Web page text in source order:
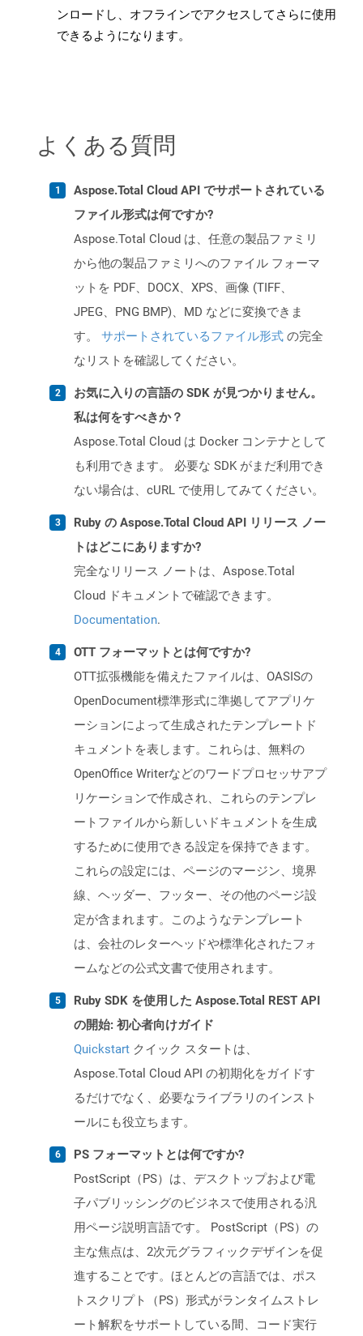
ンロードし、オフラインでアクセスしてさらに使用
できるようになります。
よくある質問
Aspose.Total Cloud API でサポートされている
ファイル形式は何ですか?
Aspose.Total Cloud は、任意の製品ファミリ
から他の製品ファミリへのファイル フォーマ
ットを PDF、DOCX、XPS、画像 (TIFF、
JPEG、PNG BMP)、MD などに変換できま
す。 サポートされているファイル形式 の完全
なリストを確認してください。
お気に入りの言語の SDK が見つかりません。
私は何をすべきか？
Aspose.Total Cloud は Docker コンテナとして
も利用できます。 必要な SDK がまだ利用でき
ない場合は、cURL で使用してみてください。
Ruby の Aspose.Total Cloud API リリース ノー
トはどこにありますか?
完全なリリース ノートは、Aspose.Total
Cloud ドキュメントで確認できます。
Documentation.
OTT フォーマットとは何ですか?
OTT拡張機能を備えたファイルは、OASISの
OpenDocument標準形式に準拠してアプリケ
ーションによって生成されたテンプレートド
キュメントを表します。これらは、無料の
OpenOffice Writerなどのワードプロセッサアプ
リケーションで作成され、これらのテンプレ
ートファイルから新しいドキュメントを生成
するために使用できる設定を保持できます。
これらの設定には、ページのマージン、境界
線、ヘッダー、フッター、その他のページ設
定が含まれます。このようなテンプレート
は、会社のレターヘッドや標準化されたフォ
ームなどの公式文書で使用されます。
Ruby SDK を使用した Aspose.Total REST API
の開始: 初心者向けガイド
Quickstart クイック スタートは、
Aspose.Total Cloud API の初期化をガイドす
るだけでなく、必要なライブラリのインスト
ールにも役立ちます。
PS フォーマットとは何ですか?
PostScript（PS）は、デスクトップおよび電
子パブリッシングのビジネスで使用される汎
用ページ説明言語です。 PostScript（PS）の
主な焦点は、2次元グラフィックデザインを促
進することです。ほとんどの言語では、ポス
トスクリプト（PS）形式がランタイムストレ
ート解釈をサポートしている間、コード実行